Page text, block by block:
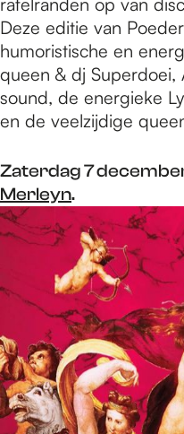
Deze editie van
humoristische en
queen & dj Superdoei,
sound, de energieke
en de veelzijdige
Zaterdag 7
Merleyn.